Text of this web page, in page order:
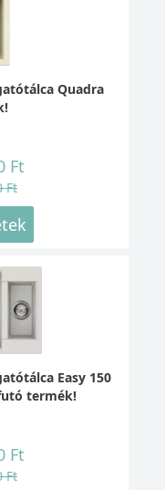
Quadra
Ft
Ft
Easy 150
termék!
Ft
Ft